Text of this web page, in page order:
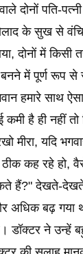
दोनों पति-
के सुख से
दोनों में किसी
बनने में पूर्ण रूप
हमारे साथ
है ही नहीं
मीरा, यदि
ठीक कह रहे हो,
हैं?" देखते-
अधिक बढ़ गया
डॉक्टर ने उन्हें